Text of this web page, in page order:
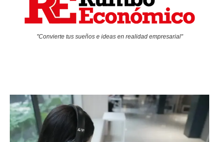
"Convierte tus sueños e ideas en realidad empresarial"